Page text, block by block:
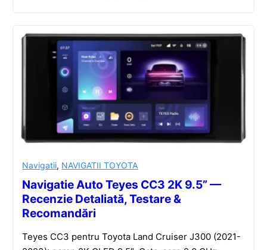
Navigatii, NAVIGATII TOYOTA
Navigatie Auto Teyes CC3 2K 9.5” —
Recenzie Detaliată, Testare &
Recomandări
Teyes CC3 pentru Toyota Land Cruiser J300 (2021-